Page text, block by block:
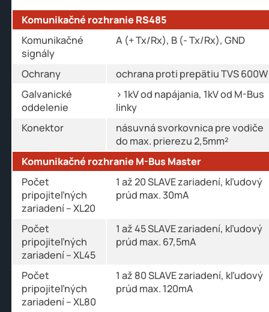
Komunikačné rozhranie RS485
Komunikačné
signály
A (+ Tx/Rx), B (- Tx/Rx), GND
Ochrany
ochrana proti prepätiu TVS 600W
Galvanické
oddelenie
> 1kV od napájania, 1kV od M-Bus
linky
Konektor
násuvná svorkovnica pre vodiče
do max. prierezu 2,5mm²
Komunikačné rozhranie M-Bus Master
Počet
pripojiteľných
zariadení – XL20
1 až 20 SLAVE zariadení, kľudový
prúd max. 30mA
Počet
pripojiteľných
zariadení – XL45
1 až 45 SLAVE zariadení, kľudový
prúd max. 67,5mA
Počet
pripojiteľných
zariadení – XL80
1 až 80 SLAVE zariadení, kľudový
prúd max. 120mA